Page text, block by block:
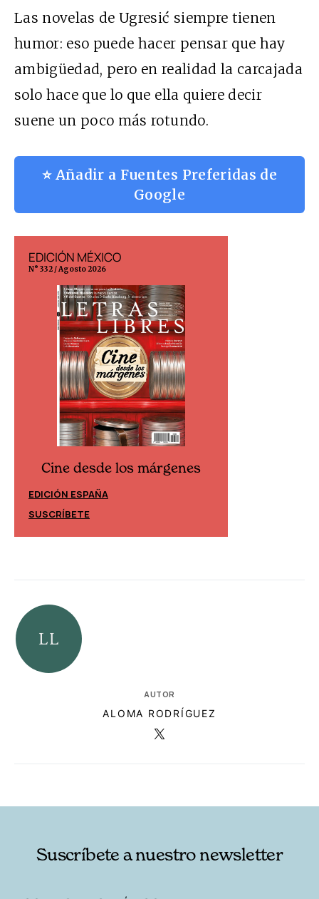
Las novelas de Ugresić siempre tienen
humor: eso puede hacer pensar que hay
ambigüedad, pero en realidad la carcajada
solo hace que lo que ella quiere decir
suene un poco más rotundo.
⭐ Añadir a Fuentes Preferidas de
Google
EDICIÓN MÉXICO
N° 332 / Agosto 2026
Cine desde los márgenes
EDICIÓN ESPAÑA
SUSCRÍBETE
AUTOR
ALOMA RODRÍGUEZ
Suscríbete a nuestro newsletter